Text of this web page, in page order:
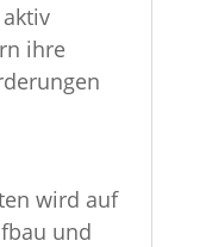
ihre
wird auf
und